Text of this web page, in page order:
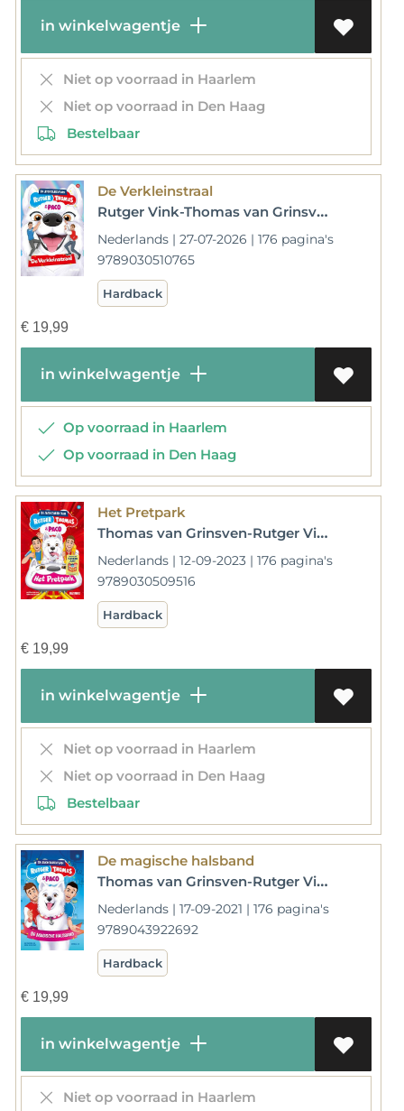
in winkelwagentje
Niet op voorraad in Haarlem
Niet op voorraad in Den Haag
Bestelbaar
De Verkleinstraal
Rutger Vink-Thomas van Grinsven
Nederlands | 27-07-2026 | 176 pagina's
9789030510765
Hardback
€19,99
in winkelwagentje
Op voorraad in Haarlem
Op voorraad in Den Haag
Het Pretpark
Thomas van Grinsven-Rutger Vink
Nederlands | 12-09-2023 | 176 pagina's
9789030509516
Hardback
€19,99
in winkelwagentje
Niet op voorraad in Haarlem
Niet op voorraad in Den Haag
Bestelbaar
De magische halsband
Thomas van Grinsven-Rutger Vink
Nederlands | 17-09-2021 | 176 pagina's
9789043922692
Hardback
€19,99
in winkelwagentje
Niet op voorraad in Haarlem